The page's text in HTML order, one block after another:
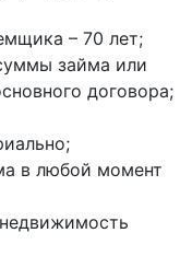
– 70 лет;
займа или
договора;
в любой момент